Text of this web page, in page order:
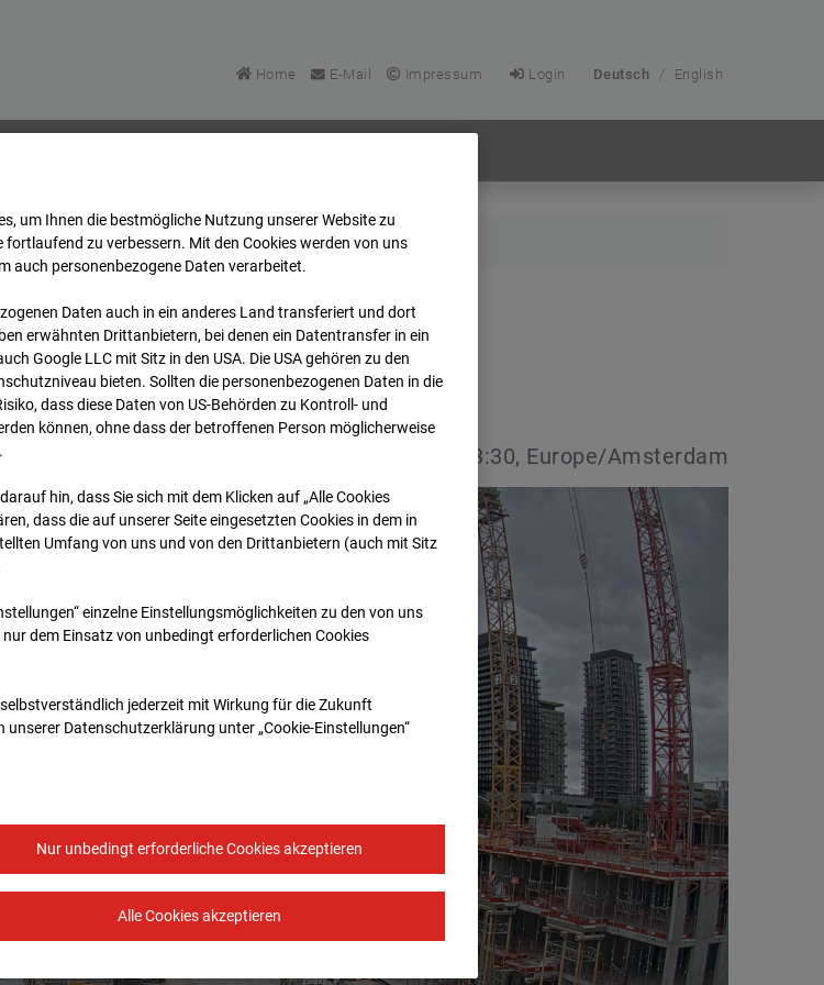
Home E-Mail Impressum Login Deutsch / English
2026 07 08 13:30
08.07.2026 13:30, Europe/Amsterdam
um Ihnen die best­mögliche Nutzung unserer Website zu
fortlaufend zu verbessern. Mit den Cookies werden von uns
auch personenbezogene Daten verarbeitet.
Daten auch in ein anderes Land transferiert und dort
erwähnten Drittanbietern, bei denen ein Datentransfer in ein
Google LLC mit Sitz in den USA. Die USA gehören zu den
bieten. Sollten die personenbezogenen Daten in die
dass diese Daten von US-Behörden zu Kontroll- und
können, ohne dass der betroffenen Person möglicherweise
hin, dass Sie sich mit dem Klicken auf „Alle Cookies
dass die auf unserer Seite eingesetzten Cookies in dem in
Umfang von uns und von den Drittanbietern (auch mit Sitz
einzelne Einstellungsmöglichkeiten zu den von uns
dem Einsatz von unbedingt erforderlichen Cookies
jederzeit mit Wirkung für die Zukunft
Datenschutzerklärung unter „Cookie-Einstellungen“
Nur unbedingt erforderliche Cookies akzeptieren
Alle Cookies akzeptieren